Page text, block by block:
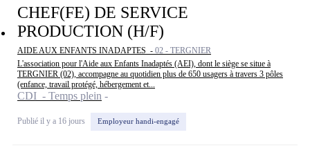
CHEF(FE) DE SERVICE
PRODUCTION (H/F)
AIDE AUX ENFANTS INADAPTES - 02 - TERGNIER
L'association pour l'Aide aux Enfants Inadaptés (AEI), dont le siège se situe à
TERGNIER (02), accompagne au quotidien plus de 650 usagers à travers 3 pôles
(enfance, travail protégé, hébergement et...
CDI - Temps plein
Publié il y a 16 jours Employeur handi-engagé